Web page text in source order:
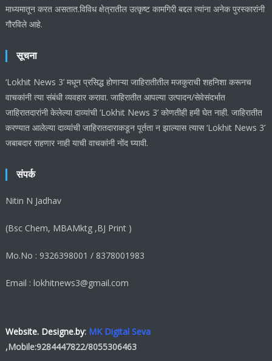
माध्यमातून करत असतात.विविध क्षेत्रातील उत्कृष्ट कामगिरी बद्दल त्यांना अनेक पुरस्कारांनी
गौरविले आहे.
सूचना
‘Lokhit News 3’ मधून प्रसिद्ध होणाऱ्या जाहिरातीतील मजकुराची शहनिशा करूनच
वाचकांनी त्या संबंधी व्यवहार करावा. जाहिरातीत आपल्या उत्पादन/सेवेसंदर्भात
जाहिरातदारांनी केलेल्या दाव्यांची ‘Lokhit News 3’ कोणतीही हमी घेत नाही. जाहिरातीत
करण्यात आलेल्या दाव्यांची जाहिरातदाराकडून पूर्तता न झाल्यास त्यास ‘Lokhit News 3’
जबाबदार राहणार नाही याची वाचकांनी नोंद घ्यावी.
संपर्क
Nitin N Jadhav
(Bsc Chem, MBAMktg ,BJ Print )
Mo.No : 9326398001 / 8378001983
Email : lokhitnews3@gmail.com
Website. Designe.by: MK Digital Seva
,Mobile:9284447822/8055306463